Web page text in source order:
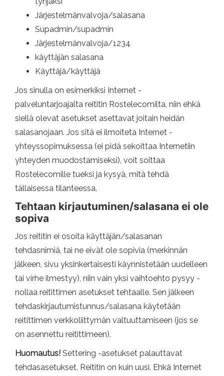
Järjestelmänvalvoja/salasana
Supadmin/supadmin
Järjestelmänvalvoja/1234
käyttäjän salasana
Käyttäjä/käyttäjä
Jos sinulla on esimerkiksi Internet -
palveluntarjoajalta reititin Rostelecomilta, niin ehkä
siellä olevat asetukset asettavat joitain heidän
salasanojaan. Jos sitä ei ilmoiteta Internet -
yhteyssopimuksessa (ei pidä sekoittaa Internetiin
yhteyden muodostamiseksi), voit soittaa
Rostelecomille tueksi ja kysyä, mitä tehdä
tällaisessa tilanteessa.
Tehtaan kirjautuminen/salasana ei ole
sopiva
Jos reititin ei osoita käyttäjän/salasanan
tehdasnimiä, tai ne eivät ole sopivia (merkinnän
jälkeen, sivu yksinkertaisesti käynnistetään uudelleen
tai virhe ilmestyy), niin vain yksi vaihtoehto pysyy -
nollaa reitittimen asetukset tehtaalle. Sen jälkeen
tehdaskirjautumistunnus/salasana käytetään
reitittimen verkkoliittymän valtuuttamiseen (jos se
on asennettu reitittimeen).
Huomautus! Settering -asetukset palauttavat
tehdasasetukset. Reititin on kuin uusi. Ehkä Internet